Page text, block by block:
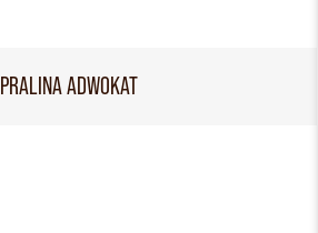
PRALINA ADWOKAT